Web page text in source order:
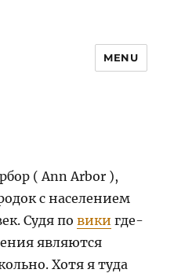
MENU
( Ann Arbor ),
с населением
Судя повики где-
являются
Хотя я туда